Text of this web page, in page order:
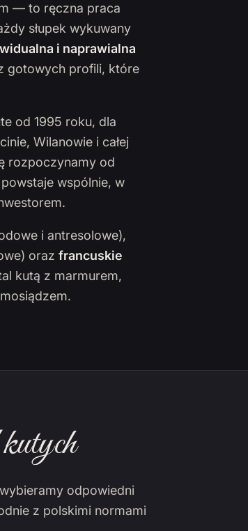
— to ręczna praca
słupek wykuwany
i naprawialna
gotowych profili, które
od 1995 roku, dla
Wilanowie i całej
rozpoczynamy od
wspólnie, w
i antresolowe),
oraz francuskie
kutą z marmurem,
odpowiedni
z polskimi normami